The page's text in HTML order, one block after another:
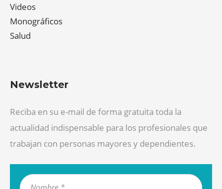
Videos
Monográficos
Salud
Newsletter
Reciba en su e-mail de forma gratuita toda la
actualidad indispensable para los profesionales que
trabajan con personas mayores y dependientes.